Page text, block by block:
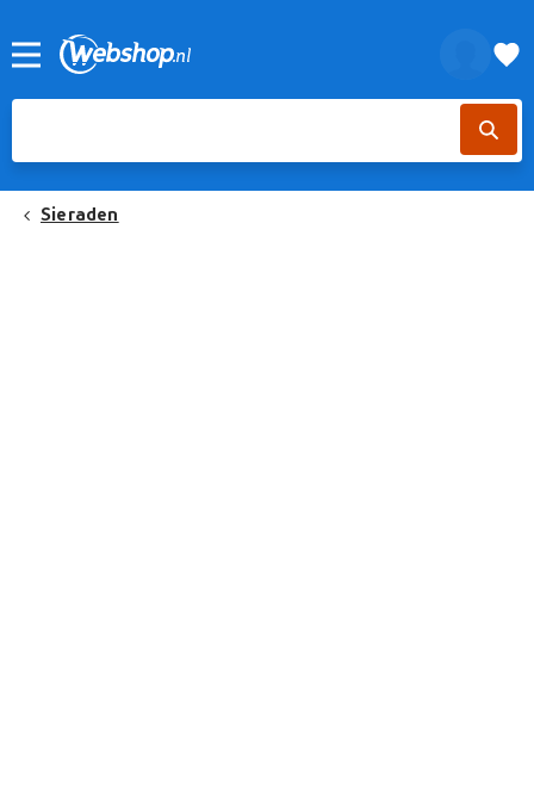
Sieraden